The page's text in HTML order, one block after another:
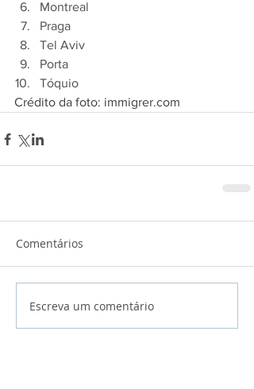
Montreal
Praga
Tel Aviv
Porta
Tóquio
Crédito da foto: immigrer.com
Comentários
Escreva um comentário